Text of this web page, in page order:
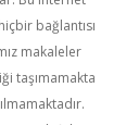
bağlantısı
makaleler
taşımamakta